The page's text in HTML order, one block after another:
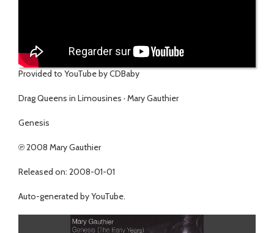
Provided to YouTube by CDBaby
Drag Queens in Limousines · Mary Gauthier
Genesis
℗ 2008 Mary Gauthier
Released on: 2008-01-01
Auto-generated by YouTube.